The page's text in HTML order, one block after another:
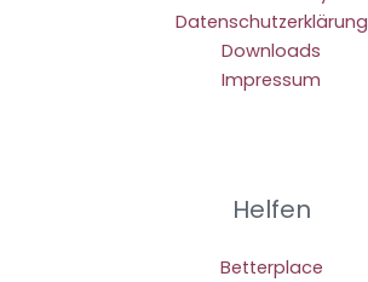
Datenschutzerklärung
Downloads
Impressum
Helfen
Betterplace